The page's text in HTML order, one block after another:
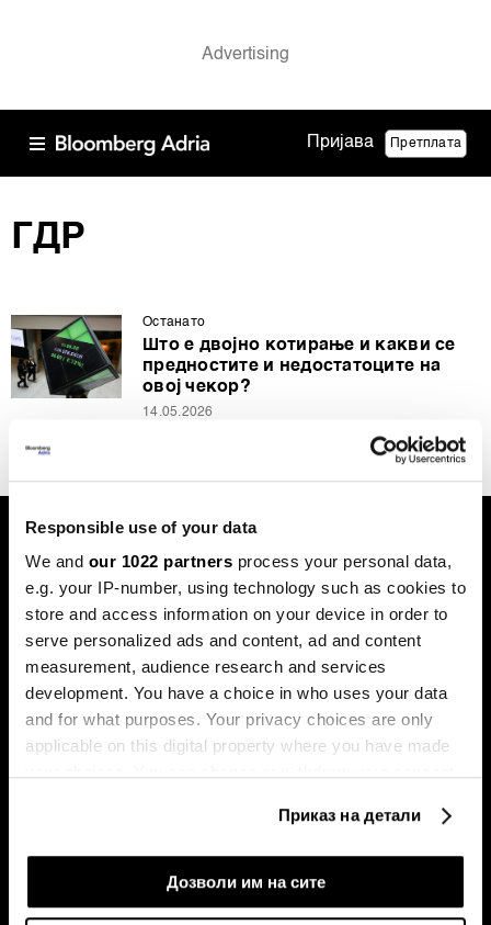
Responsible use of your data
We and our 1022 partners process your personal data,
e.g. your IP-number, using technology such as cookies to
store and access information on your device in order to
serve personalized ads and content, ad and content
measurement, audience research and services
development. You have a choice in who uses your data
and for what purposes. Your privacy choices are only
applicable on this digital property where you have made
If you allow, we would also like to:
Collect information about your geographical
Приказ на детали
Дозволи им на сите
Пријава Претплата
ГДР
Останато
Што е двојно котирање и какви се
предностите и недостатоците на
овој чекор?
14.05.2026
Претплатете се на